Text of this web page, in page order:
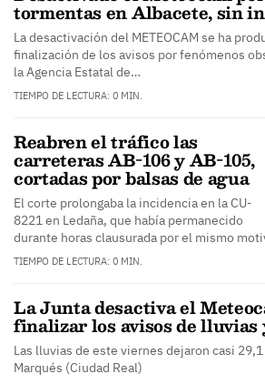
tormentas en Albacete, sin
La desactivación del METEOCAM se ha
finalización de los avisos por fenómenos
la Agencia Estatal de…
TIEMPO DE LECTURA: 0 MIN.
Reabren el tráfico las
carreteras AB-106 y AB-105,
cortadas por balsas de agua
El corte prolongaba la incidencia en la CU-
8221 en Ledaña, que había permanecido
durante horas clausurada por el mismo
TIEMPO DE LECTURA: 0 MIN.
La Junta desactiva el
finalizar los avisos de
Las lluvias de este viernes dejaron casi
Marqués (Ciudad Real)